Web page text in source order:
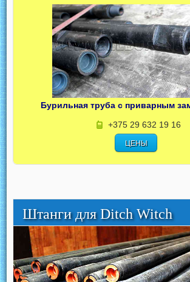
Бурильная труба с приварным
+375 29 632 19 16
ЦЕНЫ
Штанги для Ditch Witch